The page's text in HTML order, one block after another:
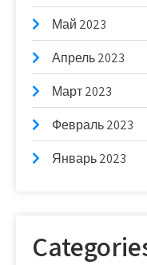
Май 2023
Апрель 2023
Март 2023
Февраль 2023
Январь 2023